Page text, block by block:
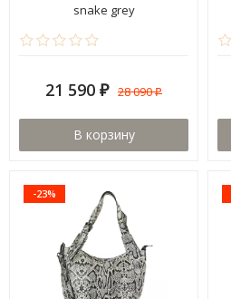
snake grey
21 590 ₽ 28 090₽
В корзину
-23%